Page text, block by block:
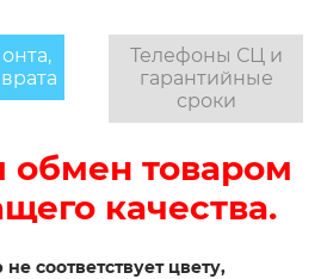
Телефоны СЦ и
гарантийные
сроки
обмен товаром
качества.
соответствует цвету,